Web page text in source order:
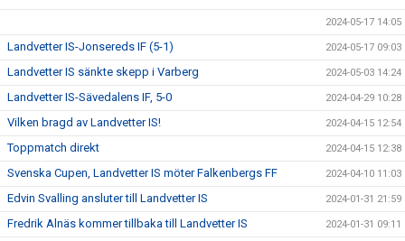
2024-05-17 14:05
Landvetter IS-Jonsereds IF (5-1) 2024-05-17 09:03
Landvetter IS sänkte skepp i Varberg 2024-05-03 14:24
Landvetter IS-Sävedalens IF, 5-0 2024-04-29 10:28
Vilken bragd av Landvetter IS! 2024-04-15 12:54
Toppmatch direkt 2024-04-15 12:38
Svenska Cupen, Landvetter IS möter Falkenbergs FF 2024-04-10 11:03
Edvin Svalling ansluter till Landvetter IS 2024-01-31 21:59
Fredrik Alnäs kommer tillbaka till Landvetter IS 2024-01-31 09:11